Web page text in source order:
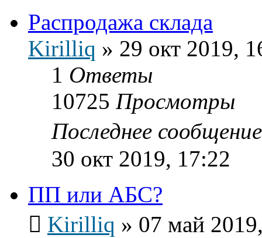
Распродажа склада
Kirilliq » 29 окт 2019,
1 Ответы
10725 Просмотры
Последнее
30 окт 2019, 17:22
ПП или АБС?
Kirilliq » 07 май